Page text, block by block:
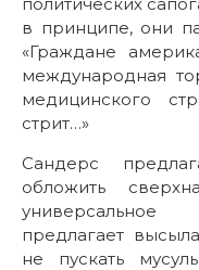
в принципе, они
«Граждане
международная
медицинского
стрит…»
Сандерс
обложить
универсальное
предлагает
не пускать